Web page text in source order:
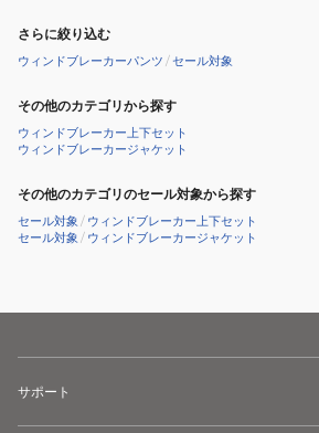
さらに絞り込む
ウィンドブレーカーパンツ /セール対象
その他のカテゴリから探す
ウィンドブレーカー上下セット
ウィンドブレーカージャケット
その他のカテゴリのセール対象から探す
セール対象 / ウィンドブレーカー上下セット
セール対象 / ウィンドブレーカージャケット
サポート